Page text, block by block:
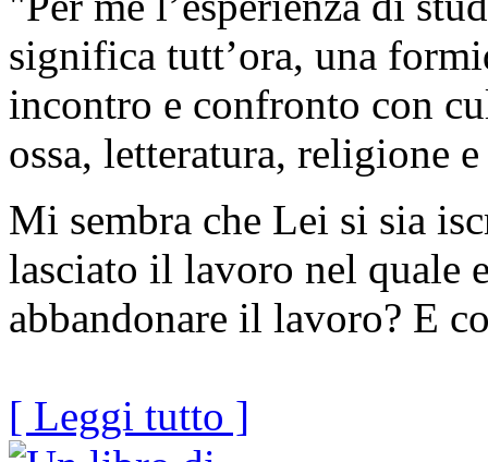
significa tutt’ora, una
incontro e confronto con
ossa, letteratura, religione
Mi sembra che Lei si sia
lasciato il lavoro nel quale
abbandonare il lavoro? E
[ Leggi tutto ]